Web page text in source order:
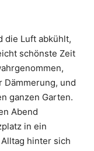
die Luft abkühlt,
schönste Zeit
und
ganzen Garten.
Abend
in ein
hinter sich